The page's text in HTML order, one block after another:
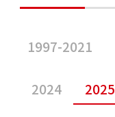
1997-2021
2024 2025